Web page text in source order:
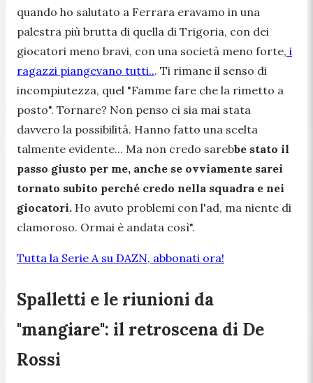
quando ho salutato a Ferrara eravamo in una
palestra più brutta di quella di Trigoria, con dei
giocatori meno bravi, con una società meno forte, i
ragazzi piangevano tutti... Ti rimane il senso di
incompiutezza, quel "Famme fare che la rimetto a
posto". Tornare? Non penso ci sia mai stata
davvero la possibilità. Hanno fatto una scelta
talmente evidente... Ma non credo sarebbe stato il
passo giusto per me, anche se ovviamente sarei
tornato subito perché credo nella squadra e nei
giocatori. Ho avuto problemi con l'ad, ma niente di
clamoroso. Ormai è andata così".
Tutta la Serie A su DAZN, abbonati ora!
Spalletti e le riunioni da
"mangiare": il retroscena di De
Rossi